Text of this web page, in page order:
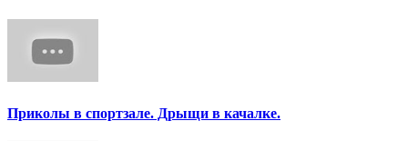
Приколы в спортзале. Дрыщи в качалке.